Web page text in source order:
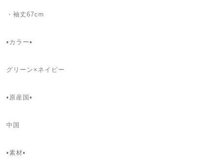
・袖丈67cm
▪カラー▪
グリーン×ネイビー
▪原産国▪
中国
▪素材▪